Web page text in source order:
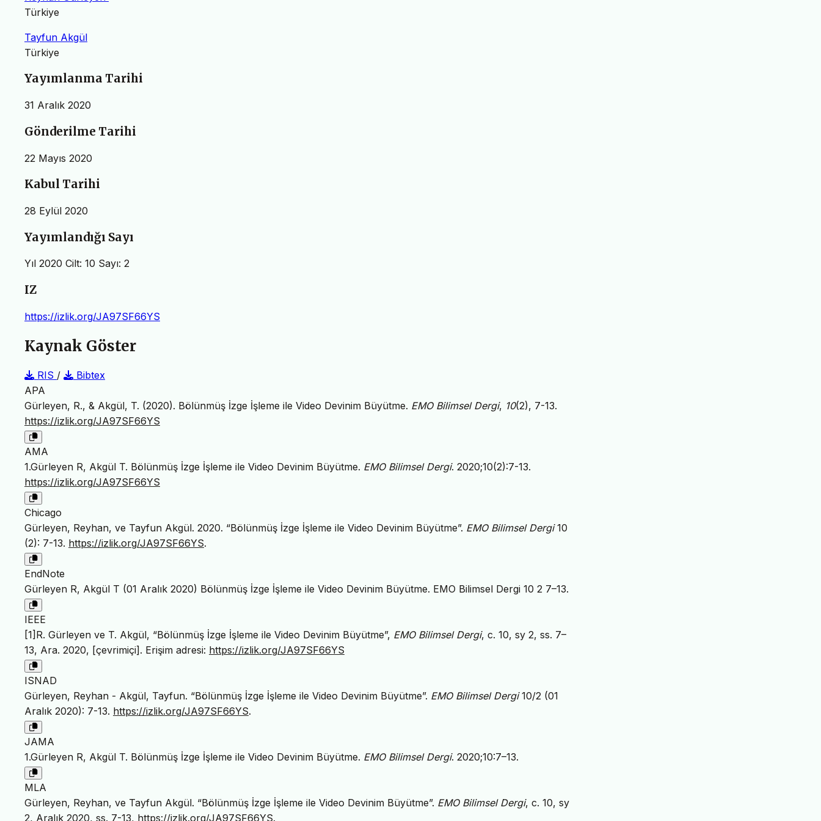
Türkiye
Tayfun Akgül
Türkiye
Yayımlanma Tarihi
31 Aralık 2020
Gönderilme Tarihi
22 Mayıs 2020
Kabul Tarihi
28 Eylül 2020
Yayımlandığı Sayı
Yıl 2020 Cilt: 10 Sayı: 2
IZ
https://izlik.org/JA97SF66YS
Kaynak Göster
RIS /
Bibtex
APA
Gürleyen, R., & Akgül, T. (2020). Bölünmüş İzge İşleme ile Video Devinim Büyütme. EMO Bilimsel Dergi, 10(2), 7-13.
https://izlik.org/JA97SF66YS
AMA
1.Gürleyen R, Akgül T. Bölünmüş İzge İşleme ile Video Devinim Büyütme. EMO Bilimsel Dergi. 2020;10(2):7-13.
https://izlik.org/JA97SF66YS
Chicago
Gürleyen, Reyhan, ve Tayfun Akgül. 2020. “Bölünmüş İzge İşleme ile Video Devinim Büyütme”. EMO Bilimsel Dergi10
(2): 7-13. https://izlik.org/JA97SF66YS.
EndNote
Gürleyen R, Akgül T (01 Aralık 2020) Bölünmüş İzge İşleme ile Video Devinim Büyütme. EMO Bilimsel Dergi 10 2 7–13.
IEEE
[1]R. Gürleyen ve T. Akgül, “Bölünmüş İzge İşleme ile Video Devinim Büyütme”, EMO Bilimsel Dergi, c. 10, sy 2, ss. 7–
13, Ara. 2020, [çevrimiçi]. Erişim adresi: https://izlik.org/JA97SF66YS
ISNAD
Gürleyen, Reyhan - Akgül, Tayfun. “Bölünmüş İzge İşleme ile Video Devinim Büyütme”. EMO Bilimsel Dergi10/2 (01
Aralık 2020): 7-13. https://izlik.org/JA97SF66YS.
JAMA
1.Gürleyen R, Akgül T. Bölünmüş İzge İşleme ile Video Devinim Büyütme. EMO Bilimsel Dergi. 2020;10:7–13.
MLA
Gürleyen, Reyhan, ve Tayfun Akgül. “Bölünmüş İzge İşleme ile Video Devinim Büyütme”. EMO Bilimsel Dergi, c. 10, sy
2, Aralık 2020, ss. 7-13, https://izlik.org/JA97SF66YS.